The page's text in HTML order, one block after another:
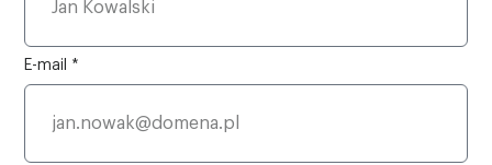
E-mail *